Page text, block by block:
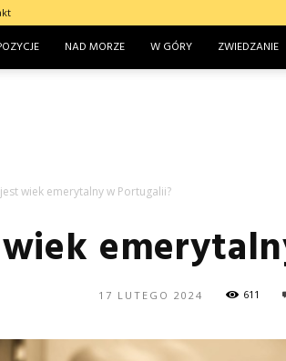
NAD MORZE W GÓRY ZWIEDZANIE
jest wiek emerytalny w Portugalii?
17 LUTEGO 2024 611